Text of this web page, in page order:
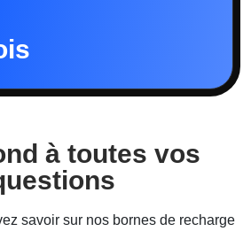
à toutes vos
savoir sur nos bornes de recharge